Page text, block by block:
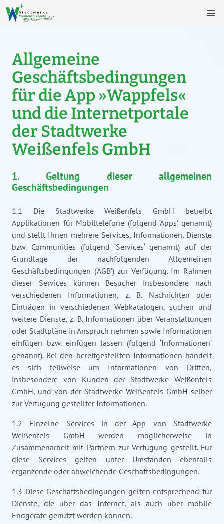
Allgemeine
Geschäftsbedingungen
für die App »Wappfels«
und die Internetportale
der Stadtwerke
Weißenfels GmbH
1. Geltung dieser allgemeinen
Geschäftsbedingungen
1.1 Die Stadtwerke Weißenfels GmbH betreibt
Applikationen für Mobiltelefone (folgend ‘Apps’ genannt)
und stellt Ihnen mehrere Services, Informationen, Dienste
bzw. Communities (folgend ‘Services‘ genannt) auf der
Grundlage der nachfolgenden Allgemeinen
Geschäftsbedingungen (‘AGB’) zur Verfügung. Im Rahmen
dieser Services können Besucher insbesondere nach
verschiedenen Informationen, z. B. Nachrichten oder
Einträgen in verschiedenen Webkatalogen, suchen und
weitere Dienste, z. B. Informationen über Veranstaltungen
oder Stadtpläne in Anspruch nehmen sowie Informationen
einfügen bzw. einfügen lassen (folgend ‘Informationen’
genannt). Bei den bereitgestellten Informationen handelt
es sich teilweise um Informationen von Dritten,
insbesondere von Kunden der Stadtwerke Weißenfels
GmbH, und von der Stadtwerke Weißenfels GmbH selber
zur Verfügung gestellter Informationen.
1.2 Einzelne Services in der App von Stadtwerke
Weißenfels GmbH werden möglicherweise in
Zusammenarbeit mit Partnern zur Verfügung gestellt. Für
diese Services gelten unter Umständen ebenfalls
ergänzende oder abweichende Geschäftsbedingungen.
1.3 Diese Geschäftsbedingungen gelten entsprechend für
Dienste, die über das Internet, als auch über mobile
Endgeräte genutzt werden können.